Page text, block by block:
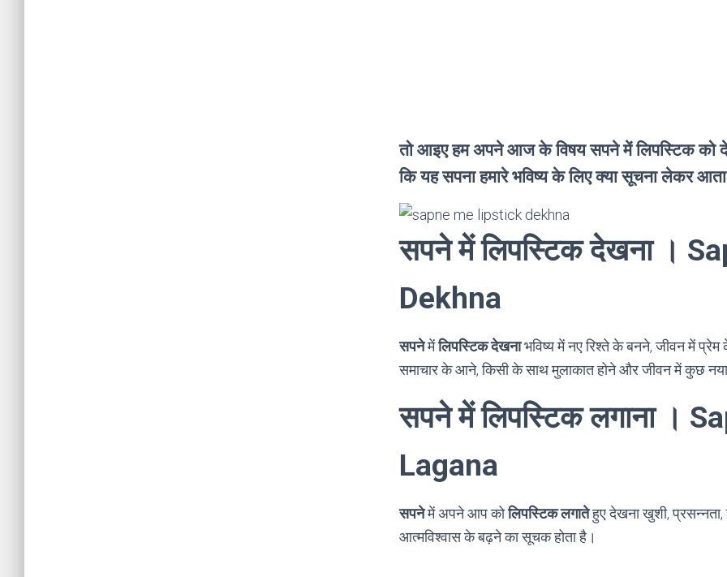
तो आइए हम अपने आज के विषय सपने में लिपस्टिक को
कि यह सपना हमारे भविष्य के लिए क्या सूचना लेकर
सपने में लिपस्टिक देखना ।
Dekhna
सपनेमेंलिपस्टिक देखनाभविष्य में नए रिश्ते के बनने, जीवन में
समाचार के आने, किसी के साथ मुलाकात होने और जीवन में कुछ
सपने में लिपस्टिक लगाना ।
Lagana
सपनेमें अपने आप कोलिपस्टिक लगातेहुए देखना खुशी,
आत्मविश्वास के बढ़ने का सूचक होता है।